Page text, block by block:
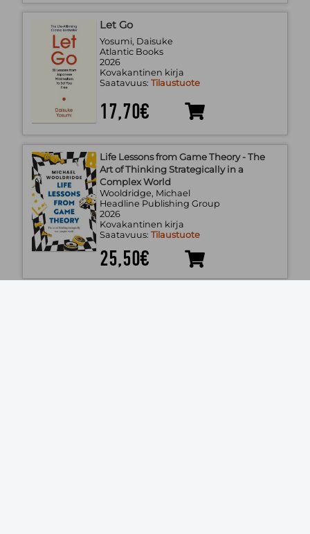
Let Go
Yosumi, Daisuke
Atlantic Books
2026
Kovakantinen kirja
Saatavuus: Tilaustuote
17,70€
Life Lessons from Game Theory - The
Art of Thinking Strategically in a
Complex World
Wooldridge, Michael
Headline Publishing Group
2026
Kovakantinen kirja
Saatavuus: Tilaustuote
25,50€